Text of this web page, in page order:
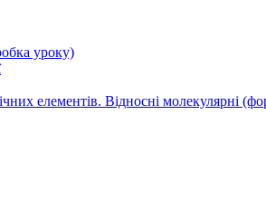
уроку)
елементів. Відносні молекулярні